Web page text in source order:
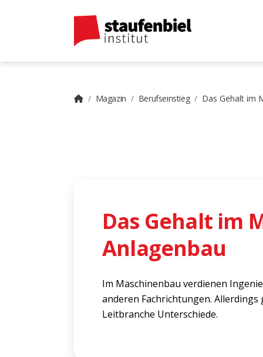
Magazin Berufseinstieg Das Gehalt im
Das Gehalt im
Anlagenbau
Im Maschinenbau verdienen
anderen Fachrichtungen.
Leitbranche Unterschiede.